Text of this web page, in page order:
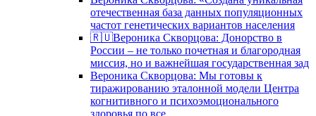
отечественная база данных популяционных
частот генетических вариантов населения
🇷🇺Вероника Скворцова: Донорство в
России – не только почетная и благородная
миссия, но и важнейшая государственная зад
Вероника Скворцова: Мы готовы к
тиражированию эталонной модели Центра
когнитивного и психоэмоционального
здоровья по все